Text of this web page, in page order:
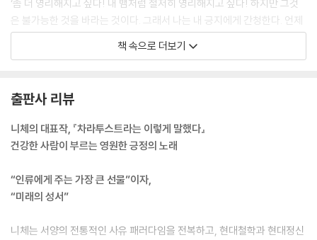
역자 해제
『차라투스트라는 이렇게 말했다』는 어떤 책인가
‘좀 더 영리해지고 싶다! 내 뱀처럼 철저히 영리해지고 싶다! 하지만 그것
은 불가능한 것을 바라는 것이다. 그래서 나는 내 긍지에게 간청한다. 언제
나 영리함과 함께 하라고 말이다! 언젠가 내 영리함이 나를 떠나버린다면,
― 아, 영리함은 달아나기를 좋아하니!― 내 긍지 또한 내 어리석음과 함
홀로 있는 자여, 그대는 사랑하는 자의 길을 가고 있다. 그대는 그대 자신을
사랑하며, 그 때문에 그대 자신을 경멸한다. 사랑하는 자만이 할 수 있는 경
이 사랑했던 것을 경멸할 필요가 없는 자가 사랑에 대해 무엇을 알겠는가!
그대의 사랑과 그대의 창조와 함께 그대의 고독 속으로 들어가라, 내 형제
--- p.128
책 속으로 더보기
출판사 리뷰
니체의 대표작, 『차라투스트라는 이렇게 말했다』
건강한 사람이 부르는 영원한 긍정의 노래
“인류에게 주는 가장 큰 선물”이자,
“미래의 성서”
니체는 서양의 전통적인 사유 패러다임을 전복하고, 현대철학과 현대정신